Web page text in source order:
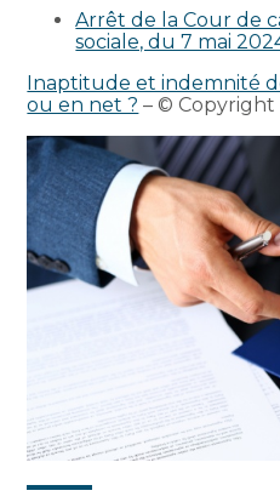
Arrêt de la Cour de
sociale, du 7 mai
Inaptitude et indemnité
ou en net ? – © Copyright